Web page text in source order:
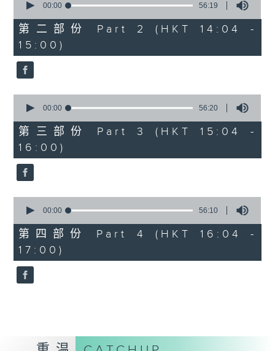
1.「南唐春梦」
由 邓碧云、李宝莹 主唱
2. 「桃花缘」
由 梁兆明、蒋文端 主唱
3.「十奏严嵩之写表 」
由 麦炳荣、凤凰女 主唱
4.「一代天娇 」
5.「西施之五湖泛舟」
由 林锦堂、南凤 主唱
由 龙贯天、何杜瑞卿 主唱
seconds
56
minutes,
19
seconds
00:00 56:19
第二部份 Part 2 (HKT 14:04 -
15:00)
seconds
56
minutes,
20
seconds
00:00 56:20
第三部份 Part 3 (HKT 15:04 -
16:00)
seconds
56
minutes,
10
seconds
00:00 56:10
第四部份 Part 4 (HKT 16:04 -
17:00)